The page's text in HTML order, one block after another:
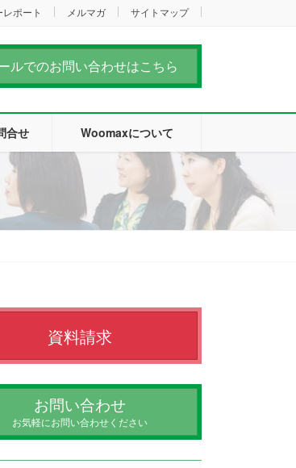
ポート メルマガ サイトマップ
ルでのお問い合わせはこちら
合せ Woomaxについて
資料請求
お問い合わせ
お気軽にお問い合わせください